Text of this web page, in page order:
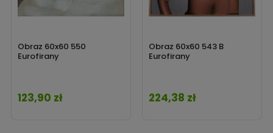
Obraz 60x60 550
Eurofirany
Cena
123,90 zł
Obraz 60x60 543 B
Eurofirany
Cena
224,38 zł